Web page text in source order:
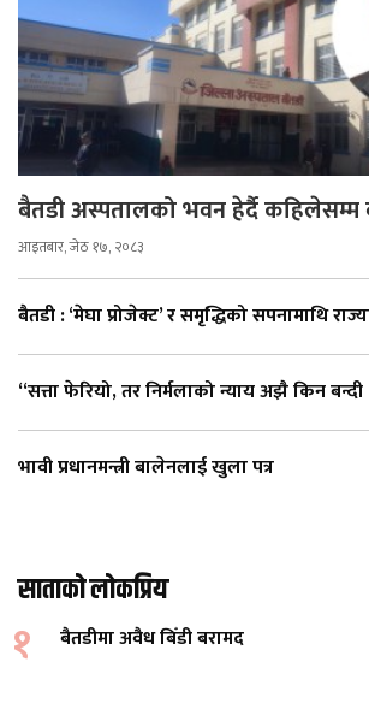
बैतडी अस्पतालको भवन हेर्दै कहिलेसम्म
आइतबार, जेठ १७, २०८३
बैतडी : ‘मेघा प्रोजेक्ट’ र समृद्धिको सपनामाथि
“सत्ता फेरियो, तर निर्मलाको न्याय अझै किन
भावी प्रधानमन्त्री बालेनलाई खुला पत्र
साताको लोकप्रिय
१ बैतडीमा अवैध बिँडी बरामद